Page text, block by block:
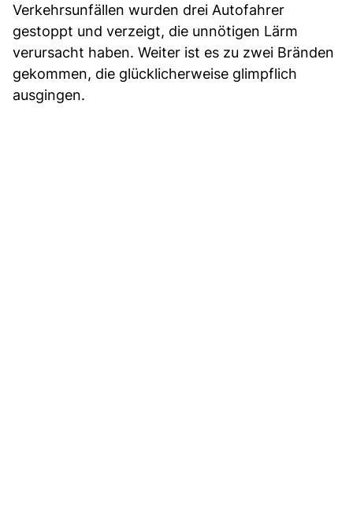
Verkehrsunfällen wurden drei Autofahrer
gestoppt und verzeigt, die unnötigen Lärm
verursacht haben. Weiter ist es zu zwei Bränden
gekommen, die glücklicherweise glimpflich
ausgingen.